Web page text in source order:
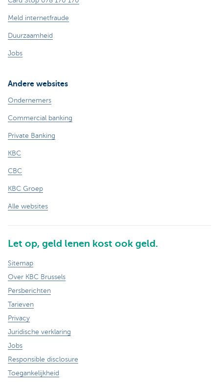
Meld internetfraude
Duurzaamheid
Jobs
Andere websites
Ondernemers
Commercial banking
Private Banking
KBC
CBC
KBC Groep
Alle websites
Let op, geld lenen kost ook geld.
Sitemap
Over KBC Brussels
Persberichten
Tarieven
Privacy
Juridische verklaring
Jobs
Responsible disclosure
Toegankelijkheid